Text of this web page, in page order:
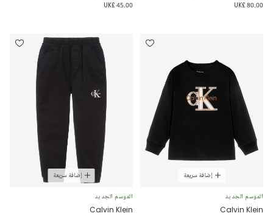
UK£ 80.00
UK£ 45.00
إضافة سريعة
الموسم الجديد
Calvin Klein
إضافة سريعة
الموسم الجديد
Calvin Klein